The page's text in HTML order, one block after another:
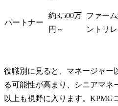
パートナー
約3,500万
円～
ファー
ントリ
役職別に見ると、マネージャー
る可能性が高まり、シニアマネ
以上も視野に入ります。KPMG